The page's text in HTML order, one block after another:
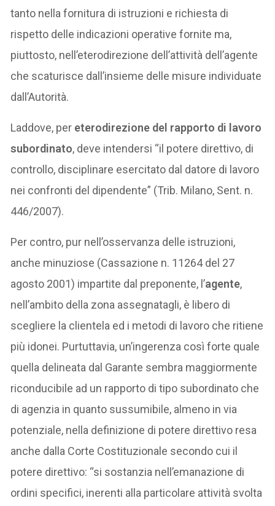
tanto nella fornitura di istruzioni e richiesta di
rispetto delle indicazioni operative fornite ma,
piuttosto, nell’eterodirezione dell’attività dell’agente
che scaturisce dall’insieme delle misure individuate
dall’Autorità.
Laddove, per eterodirezione del rapporto di lavoro
subordinato, deve intendersi “il potere direttivo, di
controllo, disciplinare esercitato dal datore di lavoro
nei confronti del dipendente” (Trib. Milano, Sent. n.
446/2007).
Per contro, pur nell’osservanza delle istruzioni,
anche minuziose (Cassazione n. 11264 del 27
agosto 2001) impartite dal preponente, l’agente,
nell’ambito della zona assegnatagli, è libero di
scegliere la clientela ed i metodi di lavoro che ritiene
più idonei. Purtuttavia, un’ingerenza così forte quale
quella delineata dal Garante sembra maggiormente
riconducibile ad un rapporto di tipo subordinato che
di agenzia in quanto sussumibile, almeno in via
potenziale, nella definizione di potere direttivo resa
anche dalla Corte Costituzionale secondo cui il
potere direttivo: “si sostanzia nell’emanazione di
ordini specifici, inerenti alla particolare attività svolta